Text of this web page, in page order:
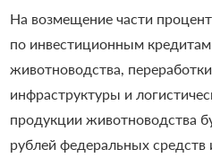
На возмещение части
по инвестиционным кредитам
животноводства,
инфраструктуры и
продукции животноводства
рублей федеральных средств